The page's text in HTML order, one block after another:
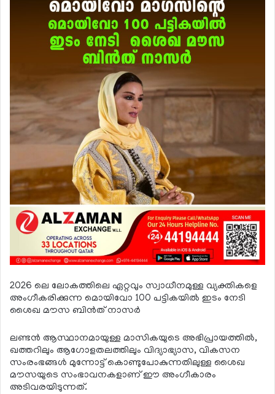
2026 ലെ ലോകത്തിലെ ഏറ്റവും സ്വാധീനമുള്ള വ്യക്തികളെ
അംഗീകരിക്കുന്ന മൊയിവോ 100 പട്ടികയില്‍ ഇടം നേടി
ശൈഖ മൗസ ബിന്‍ത് നാസര്‍
ലണ്ടന്‍ ആസ്ഥാനമായുള്ള മാസികയുടെ അഭിപ്രായത്തില്‍,
ഖത്തറിലും ആഗോളതലത്തിലും വിദ്യാഭ്യാസ, വികസന
സംരംഭങ്ങള്‍ മുന്നോട്ട് കൊണ്ടുപോകുന്നതിലുള്ള ശൈഖ
മൗസയുടെ സംഭാവനകളാണ് ഈ അംഗീകാരം
അടിവരയിടുന്നത്.